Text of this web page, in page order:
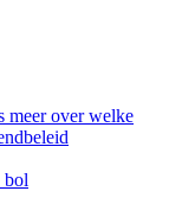
meer over welke
bol